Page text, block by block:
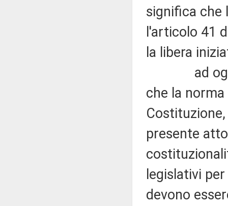
significa che
l'articolo 41
la libera
ad ogni
che la
presente
legislativi
devono